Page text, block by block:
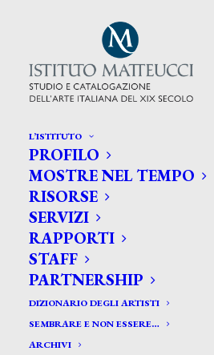
L’ISTITUTO
PROFILO
MOSTRE NEL TEMPO
RISORSE
SERVIZI
RAPPORTI
STAFF
PARTNERSHIP
DIZIONARIO DEGLI ARTISTI
SEMBRARE E NON ESSERE…
ARCHIVI
CERCA TRA GLI ARTISTI:
Search
for: